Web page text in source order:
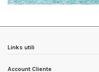
Links utili
Account Cliente